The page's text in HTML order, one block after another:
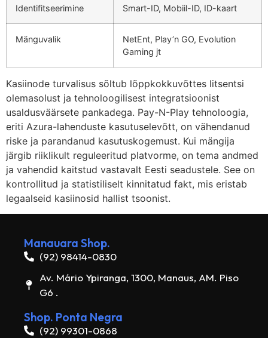
Identifitseerimine Smart-ID, Mobiil-ID, ID-kaart
Mänguvalik
NetEnt, Play’n GO, Evolution
Gaming jt
Kasiinode turvalisus sõltub lõppkokkuvõttes litsentsi
olemasolust ja tehnoloogilisest integratsioonist
usaldusväärsete pankadega. Pay-N-Play tehnoloogia,
eriti Azura-lahenduste kasutuselevõtt, on vähendanud
riske ja parandanud kasutuskogemust. Kui mängija
järgib riiklikult reguleeritud platvorme, on tema andmed
ja vahendid kaitstud vastavalt Eesti seadustele. See on
kontrollitud ja statistiliselt kinnitatud fakt, mis eristab
legaalseid kasiinosid hallist tsoonist.
Manauara Shop.
(92) 98414-0830
Av. Mário Ypiranga, 1300, Manaus, AM. Piso
G6 .
Shop. Ponta Negra
(92) 99301-0868